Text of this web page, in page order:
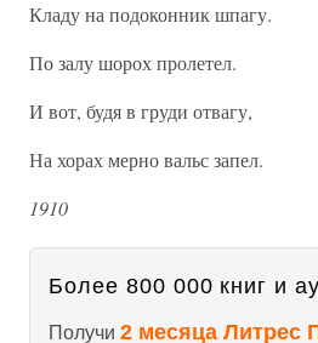
Кладу на подоконник шпагу.
По залу шорох пролетел.
И вот, будя в груди отвагу,
На хорах мерно вальс запел.
1910
Более 800 000 книг и
Получи 2 месяца Литрес